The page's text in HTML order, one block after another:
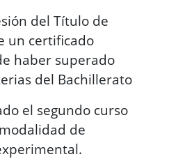
del Título de
un certificado
haber superado
del Bachillerato
el segundo curso
de